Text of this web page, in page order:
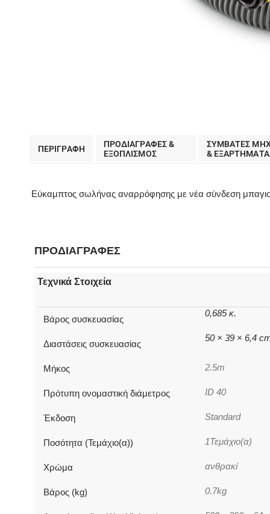
ΠΕΡΙΓΡΑΦΗ
ΠΡΟΔΙΑΓΡΑΦΕΣ &
EΞΟΠΛΙΣΜΟΣ
ΣΥΜΒΑΤΕΣ
& ΕΞΑΡΤΗΜΑΤΑ
Εύκαμπτος σωλήνας αναρρόφησης με νέα σύνδεση
ΠΡΟΔΙΑΓΡΑΦΕΣ
Τεχνικά Στοιχεία
Βάρος συσκευασίας
0,685 κ.
Διαστάσεις συσκευασίας
50 × 39 × 6,4
Μήκος 2.5m
Πρότυπη ονομαστική διάμετρος ID 40
Έκδοση Standard
Ποσότητα (Τεμάχιο(α)) 1Τεμάχιο(α)
Χρώμα ανθρακί
Βάρος (kg) 0.7kg